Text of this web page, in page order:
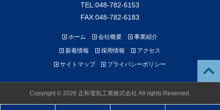
TEL:048-782-6153
FAX:048-782-6183
ホーム 会社概要 事業紹介
新着情報 採用情報 アクセス
サイトマップ プライバシーポリシー
Copyright © 2026 正和電気工業株式会社 All rights Reserved.